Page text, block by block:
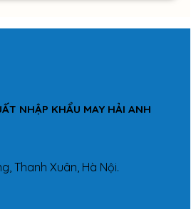
NHẬP KHẨU MAY HẢI ANH
Thanh Xuân, Hà Nội.